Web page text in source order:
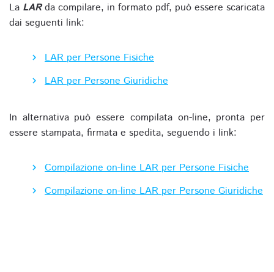
La LARda compilare, in formato pdf, può essere scaricata
dai seguenti link:
LAR per Persone Fisiche
LAR per Persone Giuridiche
In alternativa può essere compilata on-line, pronta per
essere stampata, firmata e spedita, seguendo i link:
Compilazione on-line LAR per Persone Fisiche
Compilazione on-line LAR per Persone Giuridiche